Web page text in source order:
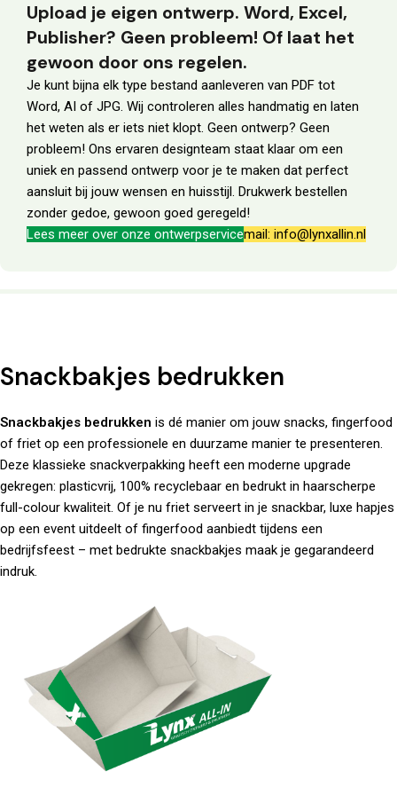
Upload je eigen ontwerp. Word, Excel,
Publisher? Geen probleem! Of laat het
gewoon door ons regelen.
Je kunt bijna elk type bestand aanleveren van PDF tot
Word, AI of JPG. Wij controleren alles handmatig en laten
het weten als er iets niet klopt. Geen ontwerp? Geen
probleem! Ons ervaren designteam staat klaar om een
uniek en passend ontwerp voor je te maken dat perfect
aansluit bij jouw wensen en huisstijl. Drukwerk bestellen
zonder gedoe, gewoon goed geregeld!
Lees meer over onze ontwerpservicemail: info@lynxallin.nl
Snackbakjes bedrukken
Snackbakjes bedrukken is dé manier om jouw snacks, fingerfood
of friet op een professionele en duurzame manier te presenteren.
Deze klassieke snackverpakking heeft een moderne upgrade
gekregen: plasticvrij, 100% recyclebaar en bedrukt in haarscherpe
full-colour kwaliteit. Of je nu friet serveert in je snackbar, luxe hapjes
op een event uitdeelt of fingerfood aanbiedt tijdens een
bedrijfsfeest – met bedrukte snackbakjes maak je gegarandeerd
indruk.